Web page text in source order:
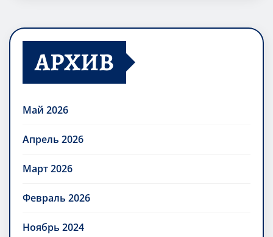
АРХИВ
Май 2026
Апрель 2026
Март 2026
Февраль 2026
Ноябрь 2024